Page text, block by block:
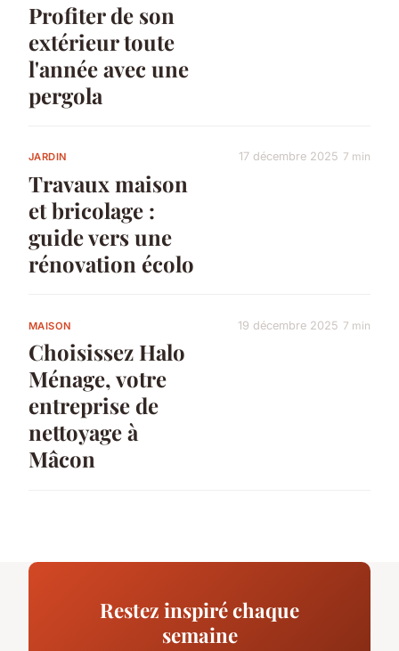
Profiter de son
extérieur toute
l'année avec une
pergola
JARDIN
Travaux maison
et bricolage :
guide vers une
rénovation écolo
17 décembre 2025 7 min
MAISON
Choisissez Halo
Ménage, votre
entreprise de
nettoyage à
Mâcon
19 décembre 2025 7 min
Restez inspiré chaque
semaine